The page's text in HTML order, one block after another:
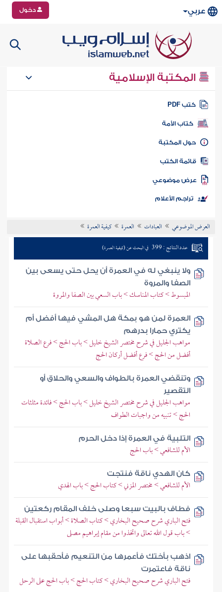
عربي دخول
المكتبة الإسلامية
كتب PDF
كتاب الأمة
المكتبة
الكتب
موضوعي
تراجم الأعلام
العرض الموضوعي العبادات العمرة كيفية العمرة
عدد النتائج : 399 في البحث عن (كيفية العمرة)
ولا ينبغي له في العمرة أن يحل حتى يسعى بين
الصفا والمروة
المبسوط > كتاب المناسك > باب السعي بين الصفا والمروة
العمرة لمن هو بمكة هل المشي فيها أفضل أم
يكتري حمارا بدرهم
مواهب الجليل في شرح مختصر الشيخ خليل > باب الحج > فرع الصلاة
أفضل من الحج > فرع أفضل أركان الحج
وتنقضي العمرة بالطواف والسعي والحلاق أو
التقصير
مواهب الجليل في شرح مختصر الشيخ خليل > باب الحج > فائدة مثلثات
الحج > تنبيه من واجبات الطواف
التلبية في العمرة إذا دخل الحرم
الأم للشافعي > باب الحج
كان الهدي ناقة فنتجت
الأم للشافعي > مختصر المزني > كتاب الحج > باب الهدي
فطاف بالبيت سبعا وصلى خلف المقام ركعتين
فتح الباري شرح صحيح البخاري > كتاب الصلاة > أبواب استقبال القبلة
> باب قول الله تعالى واتخذوا من مقام إبراهيم مصلى
اذهب بأختك فأعمرها من التنعيم فأحقبها على
ناقة فاعتمرت
فتح الباري شرح صحيح البخاري > كتاب الحج > باب الحج على الرحل